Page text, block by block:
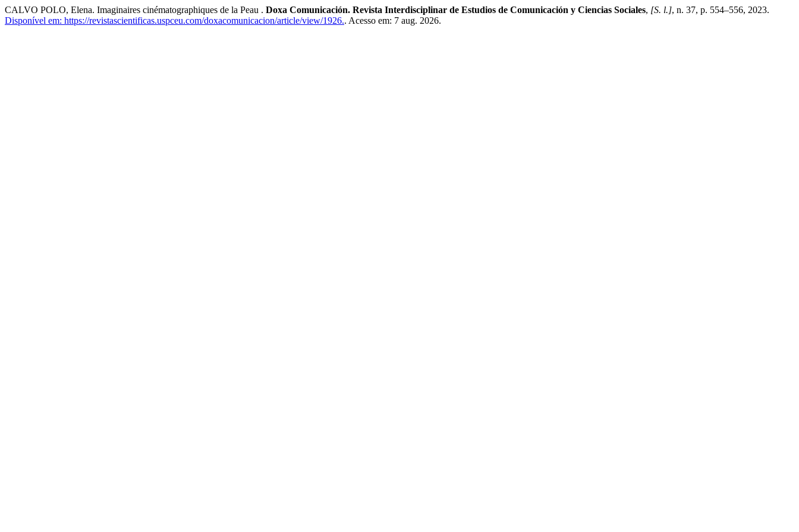
CALVO POLO, Elena. Imaginaires cinématographiques de la Peau . Doxa Comunicación. Revista Interdisciplinar de Estudios de Comunicación y Ciencias Sociales, [S. l.], n. 37, p. 554–556, 2023.
Disponível em: https://revistascientificas.uspceu.com/doxacomunicacion/article/view/1926.. Acesso em: 7 aug. 2026.